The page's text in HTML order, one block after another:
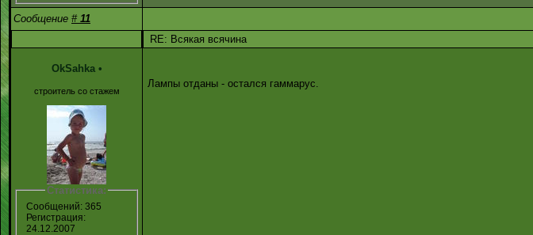
Сообщение # 11
RE: Всякая всячина
OkSahka •
строитель со стажем
Статистика:
Сообщений: 365
Регистрация:
24.12.2007
Лампы отданы - остался гаммарус.